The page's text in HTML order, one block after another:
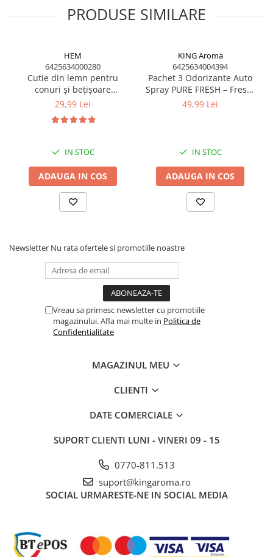
PRODUSE SIMILARE
HEM
6425634000280
Cutie din lemn pentru
conuri și bețișoare
parfumate – suport
29,99 Lei
IN STOC
ADAUGA IN COS
KING Aroma
6425634004394
Pachet 3 Odorizante Auto
Spray PURE FRESH – Fresh,
Garden, Breeze – 3 x 50 ml
49,99 Lei
IN STOC
ADAUGA IN COS
Newsletter Nu rata ofertele si promotiile noastre
Vreau sa primesc newsletter cu promotiile
magazinului. Afla mai multe in Politica de
Confidentialitate
MAGAZINUL MEU
CLIENTI
DATE COMERCIALE
SUPORT CLIENTI LUNI - VINERI 09 - 15
0770-811.513
suport@kingaroma.ro
SOCIAL URMARESTE-NE IN SOCIAL MEDIA